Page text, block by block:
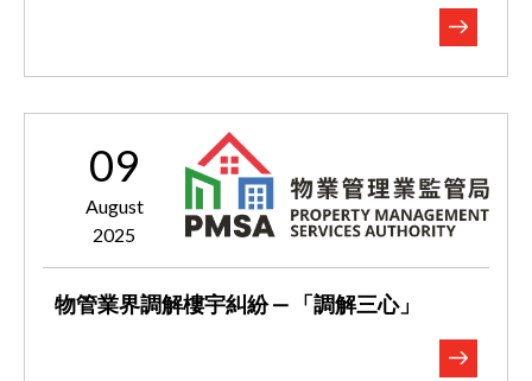
09
August
2025
物管業界調解樓宇糾紛 — 「調解三心」